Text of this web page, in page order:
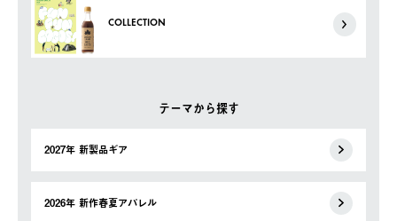
COLLECTION
テーマから探す
2027年 新製品ギア
2026年 新作春夏アパレル